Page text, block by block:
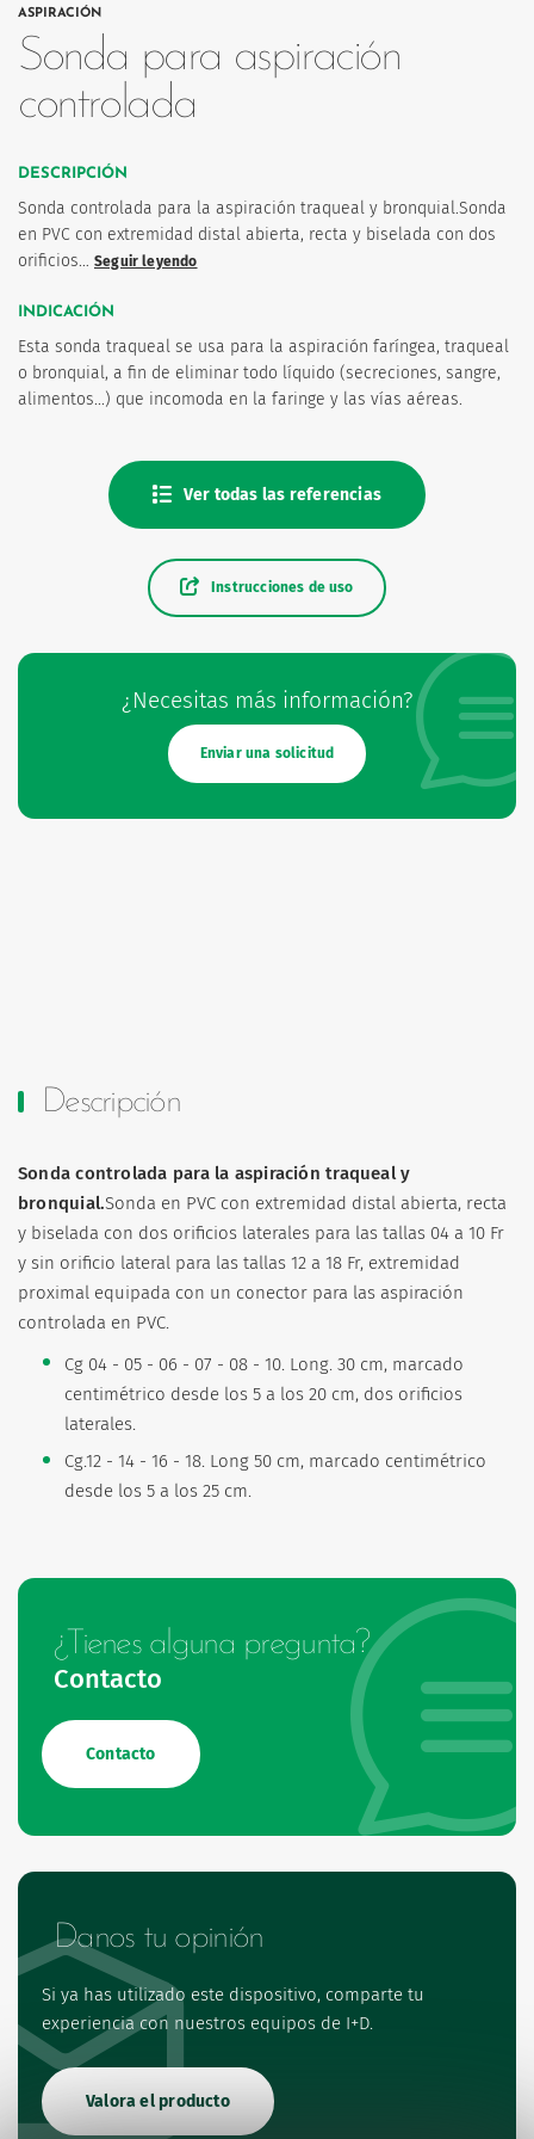
ASPIRACIÓN
Sonda para aspiración
controlada
DESCRIPCIÓN
Sonda controlada para la aspiración traqueal y bronquial.Sonda
en PVC con extremidad distal abierta, recta y biselada con dos
orificios… Seguir leyendo
INDICACIÓN
Esta sonda traqueal se usa para la aspiración faríngea, traqueal
o bronquial, a fin de eliminar todo líquido (secreciones, sangre,
alimentos...) que incomoda en la faringe y las vías aéreas.
Ver todas las referencias
¿Necesitas más información?
Enviar una solicitud
Instrucciones de uso
Descripción
Sonda controlada para la aspiración traqueal y
bronquial.Sonda en PVC con extremidad distal abierta, recta
y biselada con dos orificios laterales para las tallas 04 a 10 Fr
y sin orificio lateral para las tallas 12 a 18 Fr, extremidad
proximal equipada con un conector para las aspiración
controlada en PVC.
Cg 04 - 05 - 06 - 07 - 08 - 10. Long. 30 cm, marcado
centimétrico desde los 5 a los 20 cm, dos orificios
laterales.
Cg.12 - 14 - 16 - 18. Long 50 cm, marcado centimétrico
desde los 5 a los 25 cm.
¿Tienes alguna pregunta?
Contacto
Contacto
Danos tu opinión
Si ya has utilizado este dispositivo, comparte tu
experiencia con nuestros equipos de I+D.
Valora el producto